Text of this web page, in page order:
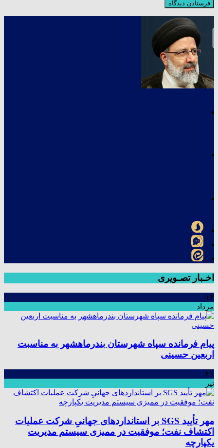
اخـبار تصـویری
۱۳
مرداد
پیام فرمانده سپاه شهرستان بندرماهشهر به مناسبت
اربعین حسینی
۳۱
تیر
مهر تأیید SGS بر استانداردهای جهانیِ شرکت عملیات
اکتشاف نفت؛ موفقیت در ممیزی سیستم مدیریت
یکپارچه